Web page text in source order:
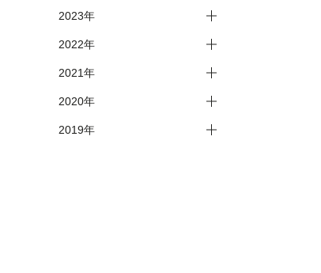
2023年
2022年
2021年
2020年
2019年